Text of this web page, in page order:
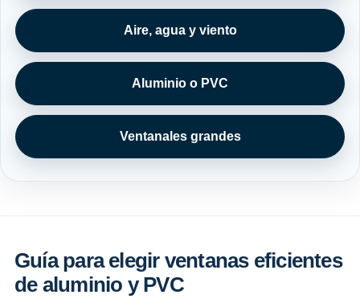
Aire, agua y viento
Aluminio o PVC
Ventanales grandes
Guía para elegir ventanas eficientes
de aluminio y PVC